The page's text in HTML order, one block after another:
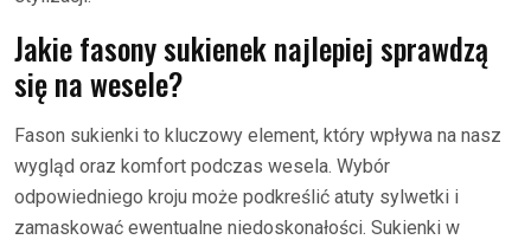
Jakie fasony sukienek najlepiej sprawdzą
się na wesele?
Fason sukienki to kluczowy element, który wpływa na nasz
wygląd oraz komfort podczas wesela. Wybór
odpowiedniego kroju może podkreślić atuty sylwetki i
zamaskować ewentualne niedoskonałości. Sukienki w